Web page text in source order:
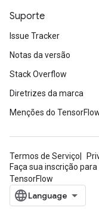
Suporte
Issue Tracker
Notas da versão
Stack Overflow
Diretrizes da marca
Menções do
Termos de Serviço
Faça sua inscrição
TensorFlow